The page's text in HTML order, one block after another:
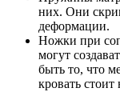
них. Они
деформации.
Ножки при
могут
быть то, что
кровать стоит